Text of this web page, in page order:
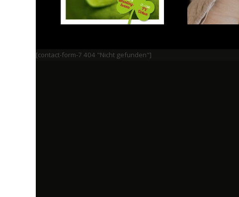
[contact-form-7 404 "Nicht gefunden"]